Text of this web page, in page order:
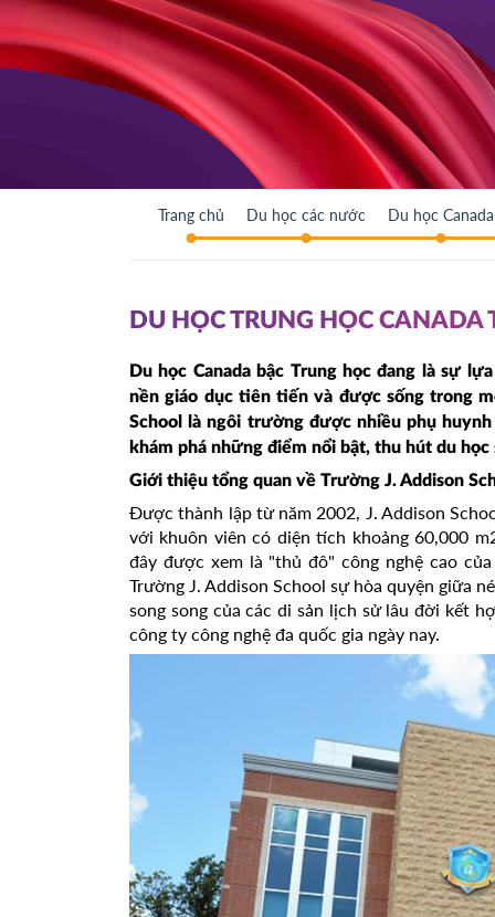
Trang chủ Du học các nước Du học Canada
DU HỌC TRUNG HỌC
Du học Canada bậc Trung học đang là sự
nền giáo dục tiên tiến và được sống trong
School là ngôi trường được nhiều phụ
khám phá những điểm nổi bật, thu hút du
Giới thiệu tổng quan về Trường J. Addison
Được thành lập từ năm 2002, J. Addison
với khuôn viên có diện tích khoảng 60,000
đây được xem là "thủ đô" công nghệ cao
Trường J. Addison School sự hòa quyện giữa
song song của các di sản lịch sử lâu đời kết
công ty công nghệ đa quốc gia ngày nay.